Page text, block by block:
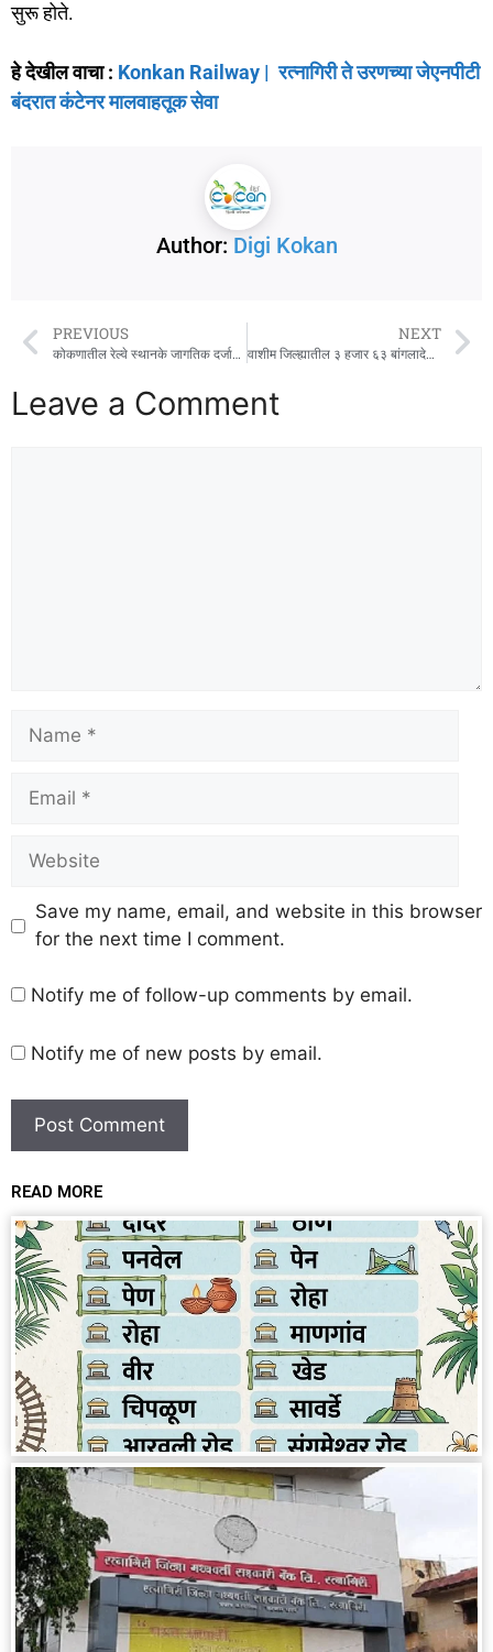
सुरू होते.
हे देखील वाचा : Konkan Railway | रत्नागिरी ते उरणच्या जेएनपीटी
बंदरात कंटेनर मालवाहतूक सेवा
Author: Digi Kokan
PREVIOUS
कोकणातील रेल्वे स्थानके जागतिक दर्जाची बनवू
NEXT
वाशीम जिल्ह्यातील ३ हजार ६३ बांगलादेशी घुसखोरांची बोगस जन्म प्रमाणपत्रे रद्द
Leave a Comment
Save my name, email, and website in this browser
for the next time I comment.
Notify me of follow-up comments by email.
Notify me of new posts by email.
READ MORE